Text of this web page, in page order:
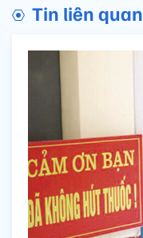
Tin liên quan